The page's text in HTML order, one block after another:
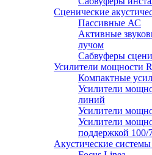
Сценические
Пассивные АС
Активные
лучом
Сабвуферы
Усилители мощности
Компактные
Усилители
линий
Усилители
Усилители
поддержкой
Акустические